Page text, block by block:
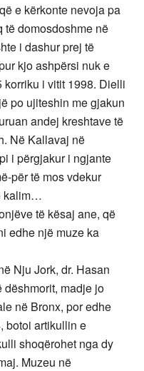
e kërkonte nevoja pa
të domosdoshme në
i dashur prej të
kjo ashpërsi nuk e
korriku i vitit 1998. Dielli
po ujiteshin me gjakun
andej kreshtave të
Në Kallavaj në
i përgjakur i ngjante
për të mos vdekur
kalim…
të kësaj ane, që
edhe një muze ka
Nju Jork, dr. Hasan
dëshmorit, madje jo
në Bronx, por edhe
botoi artikullin e
shoqërohet nga dy
Muzeu në